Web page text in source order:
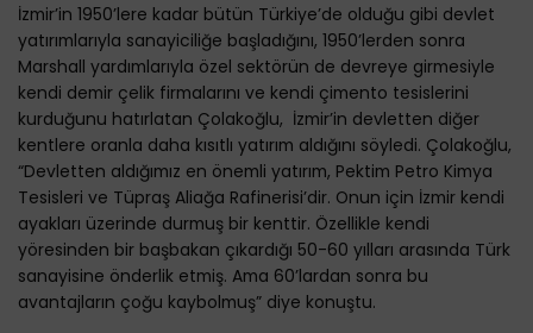
İzmir’in 1950’lere kadar bütün Türkiye’de olduğu gibi devlet
yatırımlarıyla sanayiciliğe başladığını, 1950’lerden sonra
Marshall yardımlarıyla özel sektörün de devreye girmesiyle
kendi demir çelik firmalarını ve kendi çimento tesislerini
kurduğunu hatırlatan Çolakoğlu, İzmir’in devletten diğer
kentlere oranla daha kısıtlı yatırım aldığını söyledi. Çolakoğlu,
“Devletten aldığımız en önemli yatırım, Pektim Petro Kimya
Tesisleri ve Tüpraş Aliağa Rafinerisi’dir. Onun için İzmir kendi
ayakları üzerinde durmuş bir kenttir. Özellikle kendi
yöresinden bir başbakan çıkardığı 50-60 yılları arasında Türk
sanayisine önderlik etmiş. Ama 60’lardan sonra bu
avantajların çoğu kaybolmuş” diye konuştu.